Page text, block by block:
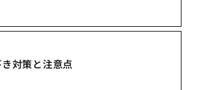
対策と注意点